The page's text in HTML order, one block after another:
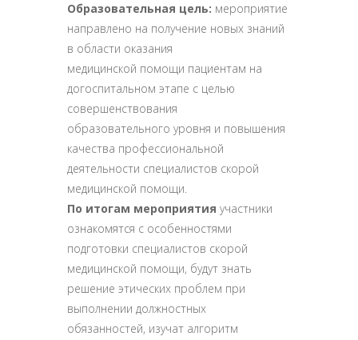
Образовательная цель: мероприятие
направлено на получение новых знаний
в области оказания
медицинской помощи пациентам на
догоспитальном этапе с целью
совершенствования
образовательного уровня и повышения
качества профессиональной
деятельности специалистов скорой
медицинской помощи.
По итогам мероприятия участники
ознакомятся с особенностями
подготовки специалистов скорой
медицинской помощи, будут знать
решение этических проблем при
выполнении должностных
обязанностей, изучат алгоритм